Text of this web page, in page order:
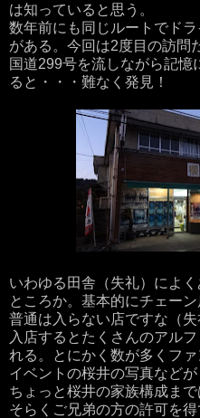
は知っていると思う。
数年前にも同じルートでド
がある。今回は2度目の訪問
国道299号を流しながら記憶
ると・・・難なく発見！
いわゆる田舎（失礼）によ
ところか。基本的にチェー
普通は入らない店ですな（失
入店するとたくさんのアル
れる。とにかく数が多くフ
イベントの桜井の写真など
ちょっと桜井の家族構成ま
そらくご兄弟の方の許可を